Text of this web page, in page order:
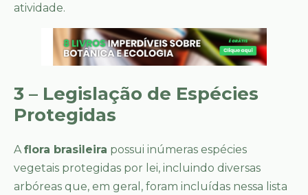
atividade.
3 – Legislação de Espécies
Protegidas
Aflora brasileira possui inúmeras espécies
vegetais protegidas por lei, incluindo diversas
arbóreas que, em geral, foram incluídas nessa lista